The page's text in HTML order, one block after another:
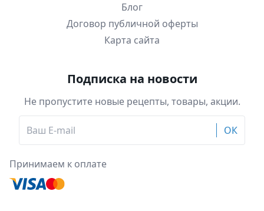
Блог
Договор публичной оферты
Карта сайта
Подписка на новости
Не пропустите новые рецепты, товары, акции.
ОК
Принимаем к оплате